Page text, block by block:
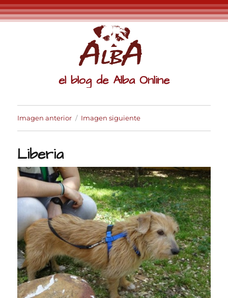
el blog de Alba Online
Imagen anterior Imagen siguiente
Liberia